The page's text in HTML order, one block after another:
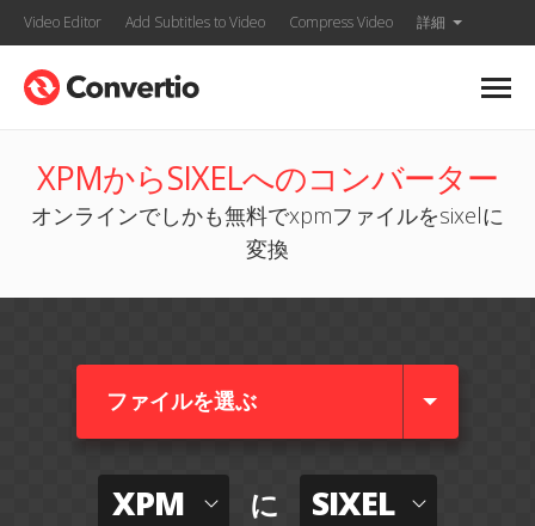
Video Editor Add Subtitles to Video Compress Video 詳細
XPMからSIXELへのコンバーター
オンラインでしかも無料でxpmファイルをsixelに
変換
ファイルを選ぶ
XPM に SIXEL